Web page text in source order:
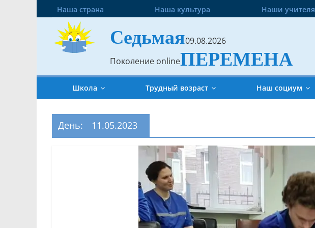
Наша страна Наша культура Наши учителя
Седьмая09.08.2026
Поколение onlineПЕРЕМЕНА
Школа Трудный возраст Наш социум
День: 11.05.2023